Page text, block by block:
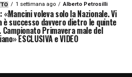
1 settimana ago Alberto Petrosilli
voleva solo la Nazionale. Vi
è successo davvero dietro le quinte
Campionato Primavera male del
ESCLUSIVA e VIDEO